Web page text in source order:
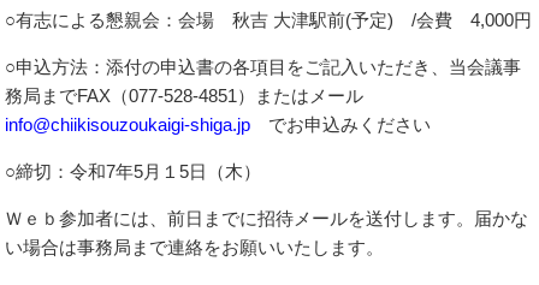
○有志による懇親会：会場 秋吉 大津駅前(予定) /会費 4,000円
○申込方法：添付の申込書の各項目をご記入いただき、当会議事
務局までFAX（077-528-4851）またはメール
info@chiikisouzoukaigi-shiga.jp でお申込みください
○締切：令和7年5月１5日（木）
Ｗｅｂ参加者には、前日までに招待メールを送付します。届かな
い場合は事務局まで連絡をお願いいたします。